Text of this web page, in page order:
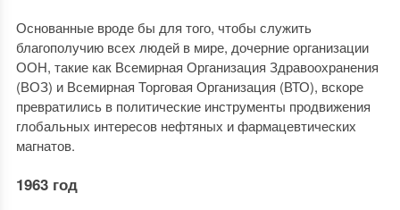
Основанные вроде бы для того, чтобы служить
благополучию всех людей в мире, дочерние организации
ООН, такие как Всемирная Организация Здравоохранения
(ВОЗ) и Всемирная Торговая Организация (ВТО), вскоре
превратились в политические инструменты продвижения
глобальных интересов нефтяных и фармацевтических
магнатов.
1963 год